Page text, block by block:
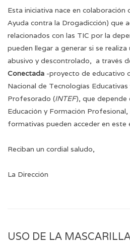
Esta iniciativa nace en colaboración
Ayuda contra la Drogadicción) que
relacionados con las TIC por la
pueden llegar a generar si se realiza
abusivo y descontrolado, a través
Conectada -proyecto de educativo
Nacional de Tecnologías
Profesorado (INTEF), que depende
Educación y Formación
formativas pueden acceder en este
Reciban un cordial saludo,
La Dirección
USO DE LA